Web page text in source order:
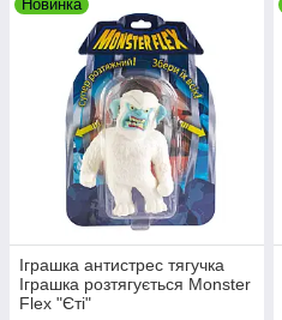
Новинка
Іграшка антистрес тягучка
Іграшка розтягується Monster
Flex "Єті"